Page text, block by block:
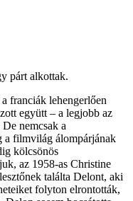
párt alkottak.
franciák lehengerlően
együtt – a legjobb az
nemcsak a
a filmvilág álompárjának
kölcsönös
az 1958-as Christine
találta Delont, aki
folyton elrontották,